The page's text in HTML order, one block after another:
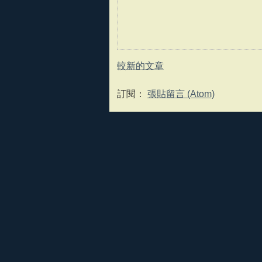
較新的文章
訂閱： 張貼留言 (Atom)